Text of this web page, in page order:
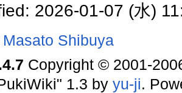
2026-01-07 (水)
Masato Shibuya
Copyright © 2001-
1.3 by yu-ji.